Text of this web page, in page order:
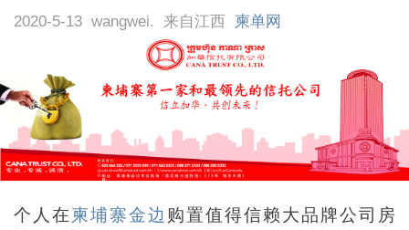
2020-5-13 wangwei. 来自江西 柬单网
个人在柬埔寨金边 购置值得信赖大品牌公司房